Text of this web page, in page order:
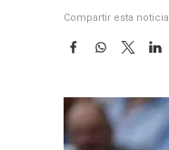
Compartir esta noticia
F
e
b
o
W
t
s
A
T
w
t
t
e
L
k
e
d